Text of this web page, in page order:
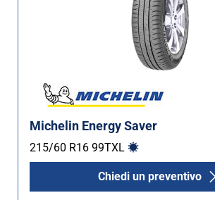
Michelin Energy Saver
215/60 R16 99TXL
Chiedi un preventivo